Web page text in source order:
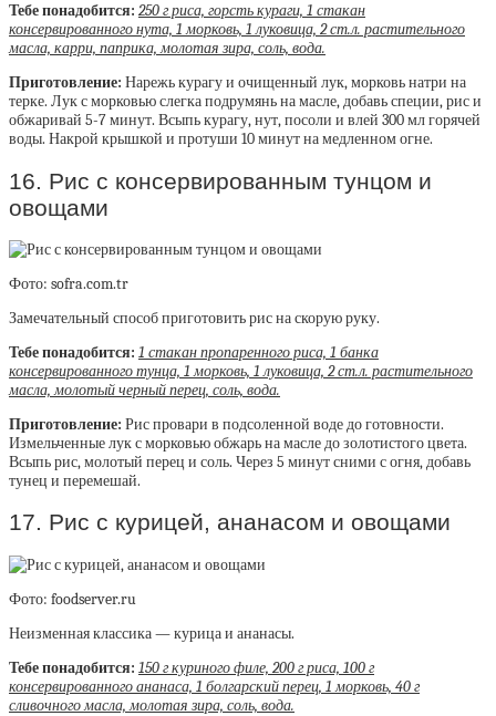
Тебе понадобится: 250 г риса, горсть кураги, 1 стакан
консервированного нута, 1 морковь, 1 луковица, 2 ст.л. растительного
масла, карри, паприка, молотая зира, соль, вода.
Приготовление: Нарежь курагу и очищенный лук, морковь натри на
терке. Лук с морковью слегка подрумянь на масле, добавь специи, рис и
обжаривай 5-7 минут. Всыпь курагу, нут, посоли и влей 300 мл горячей
воды. Накрой крышкой и протуши 10 минут на медленном огне.
16. Рис с консервированным тунцом и
овощами
Фото: sofra.com.tr
Замечательный способ приготовить рис на скорую руку.
Тебе понадобится: 1 стакан пропаренного риса, 1 банка
консервированного тунца, 1 морковь, 1 луковица, 2 ст.л. растительного
масла, молотый черный перец, соль, вода.
Приготовление: Рис провари в подсоленной воде до готовности.
Измельченные лук с морковью обжарь на масле до золотистого цвета.
Всыпь рис, молотый перец и соль. Через 5 минут сними с огня, добавь
тунец и перемешай.
17. Рис с курицей, ананасом и овощами
Фото: foodserver.ru
Неизменная классика — курица и ананасы.
Тебе понадобится: 150 г куриного филе, 200 г риса, 100 г
консервированного ананаса, 1 болгарский перец, 1 морковь, 40 г
сливочного масла, молотая зира, соль, вода.